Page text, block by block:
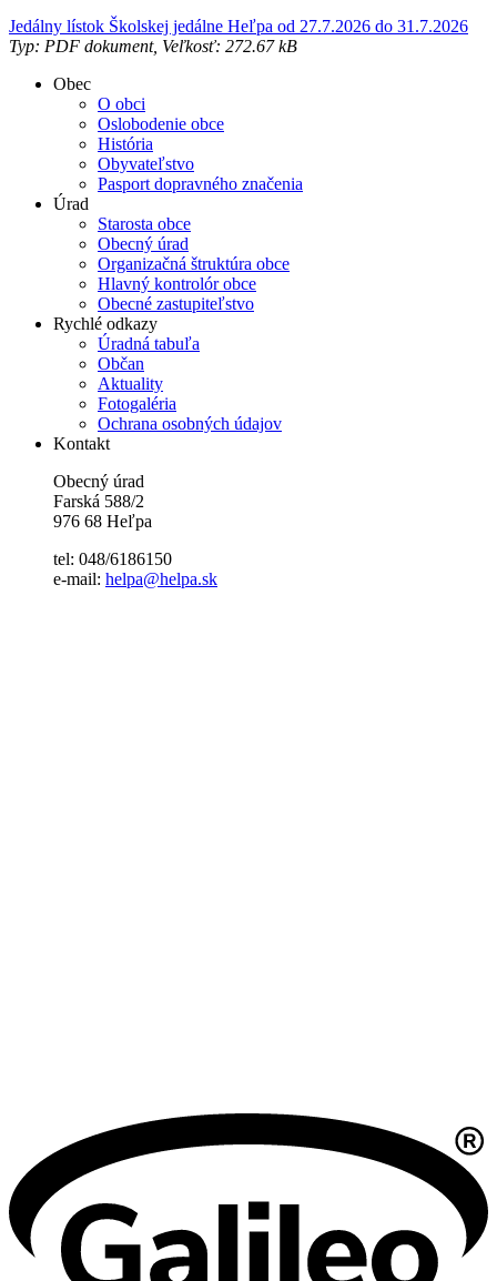
Jedálny lístok Školskej jedálne Heľpa od 27.7.2026 do 31.7.2026
Typ: PDF dokument, Veľkosť: 272.67 kB
Obec
O obci
Oslobodenie obce
História
Obyvateľstvo
Pasport dopravného značenia
Úrad
Starosta obce
Obecný úrad
Organizačná štruktúra obce
Hlavný kontrolór obce
Obecné zastupiteľstvo
Rychlé odkazy
Úradná tabuľa
Občan
Aktuality
Fotogaléria
Ochrana osobných údajov
Kontakt
Obecný úrad
Farská 588/2
976 68 Heľpa
tel: 048/6186150
e-mail: helpa@helpa.sk